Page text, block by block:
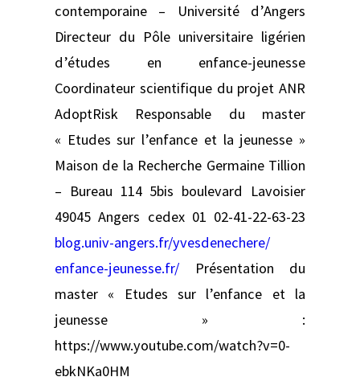
contemporaine – Université d’Angers
Directeur du Pôle universitaire ligérien
d’études en enfance-jeunesse
Coordinateur scientifique du projet ANR
AdoptRisk Responsable du master
« Etudes sur l’enfance et la jeunesse »
Maison de la Recherche Germaine Tillion
– Bureau 114 5bis boulevard Lavoisier
49045 Angers cedex 01 02-41-22-63-23
blog.univ-angers.fr/yvesdenechere/
enfance-jeunesse.fr/ Présentation du
master « Etudes sur l’enfance et la
jeunesse » :
https://www.youtube.com/watch?v=0-
ebkNKa0HM